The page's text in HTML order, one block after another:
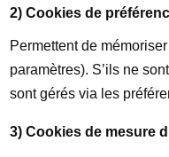
2) Cookies de
Permettent de
paramètres). S’ils ne
sont gérés via les
3) Cookies de mesure